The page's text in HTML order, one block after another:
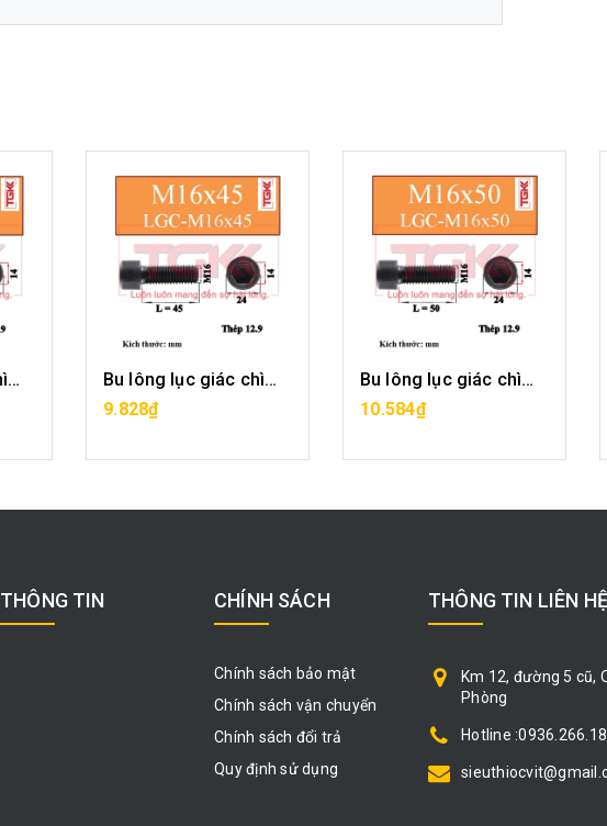
Bu lông lục giác chìm-M16x40
Bu lông lục giác chìm-M16x45
9.828₫
MUA HÀNG
Bu lông lục giác chìm-M16x50
10.584₫
MUA HÀNG
THÔNG TIN CHÍNH SÁCH
Chính sách bảo mật
Chính sách vận chuyển
Chính sách đổi trả
Quy định sử dụng
THÔNG TIN LIÊN HỆ
Km 12, đường 5 cũ,
Phòng
Hotline